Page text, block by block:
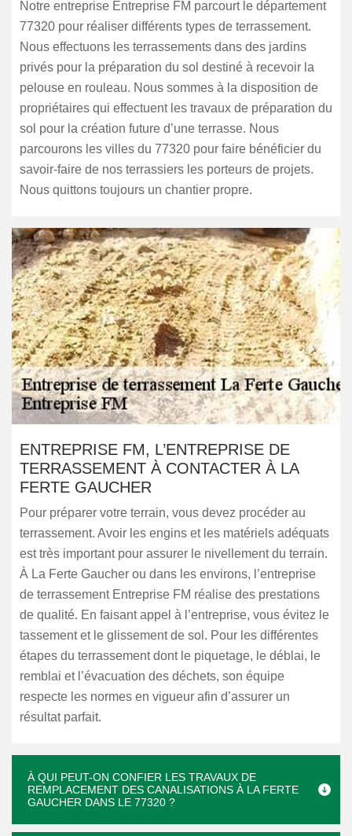
Notre entreprise Entreprise FM parcourt le département
77320 pour réaliser différents types de terrassement.
Nous effectuons les terrassements dans des jardins
privés pour la préparation du sol destiné à recevoir la
pelouse en rouleau. Nous sommes à la disposition de
propriétaires qui effectuent les travaux de préparation du
sol pour la création future d’une terrasse. Nous
parcourons les villes du 77320 pour faire bénéficier du
savoir-faire de nos terrassiers les porteurs de projets.
Nous quittons toujours un chantier propre.
ENTREPRISE FM, L’ENTREPRISE DE
TERRASSEMENT À CONTACTER À LA
FERTE GAUCHER
Pour préparer votre terrain, vous devez procéder au
terrassement. Avoir les engins et les matériels adéquats
est très important pour assurer le nivellement du terrain.
À La Ferte Gaucher ou dans les environs, l’entreprise
de terrassement Entreprise FM réalise des prestations
de qualité. En faisant appel à l’entreprise, vous évitez le
tassement et le glissement de sol. Pour les différentes
étapes du terrassement dont le piquetage, le déblai, le
remblai et l’évacuation des déchets, son équipe
respecte les normes en vigueur afin d’assurer un
résultat parfait.
À QUI PEUT-ON CONFIER LES TRAVAUX DE
REMPLACEMENT DES CANALISATIONS À LA FERTE
GAUCHER DANS LE 77320 ?